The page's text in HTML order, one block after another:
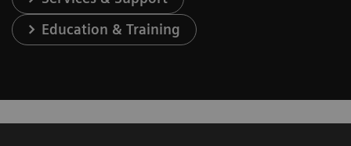
Education & Training